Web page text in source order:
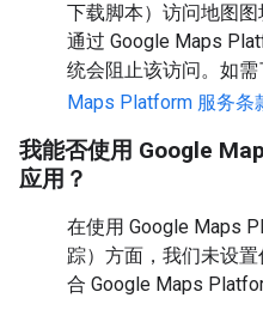
下载脚本）访问地图
通过 Google Maps
统会阻止该访问。如
Maps Platform 服务条
我能否使用 Google
应用？
在使用 Google Maps
踪）方面，我们未设
合 Google Maps